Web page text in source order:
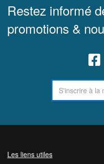
Restez informé
promotions &
Les liens utiles